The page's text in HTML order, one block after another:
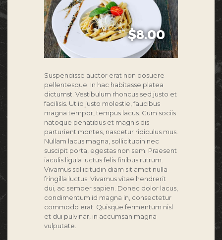
CONTACT US
$8.00
Suspendisse auctor erat non posuere
pellentesque. In hac habitasse platea
dictumst. Vestibulum rhoncus sed justo et
facilisis. Ut id justo molestie, faucibus
magna tempor, tempus lacus. Cum sociis
natoque penatibus et magnis dis
parturient montes, nascetur ridiculus mus.
Nullam lacus magna, sollicitudin nec
suscipit porta, egestas non sem. Praesent
iaculis ligula luctus felis finibus rutrum.
Vivamus sollicitudin diam sit amet nulla
fringilla luctus. Vivamus vitae hendrerit
dui, ac semper sapien. Donec dolor lacus,
condimentum id magna in, consectetur
commodo erat. Quisque fermentum nisl
et dui pulvinar, in accumsan magna
vulputate.